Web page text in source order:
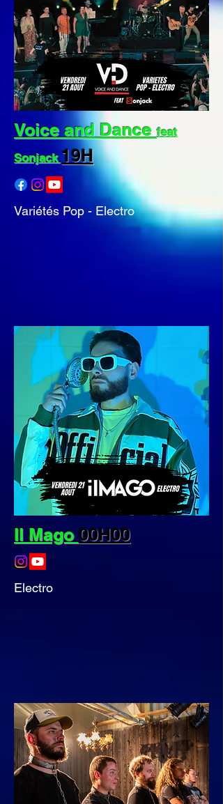
Voice and Dancefeat
Sonjack 19H
Variétés Pop - Electro
Il Mago 00H00
Electro